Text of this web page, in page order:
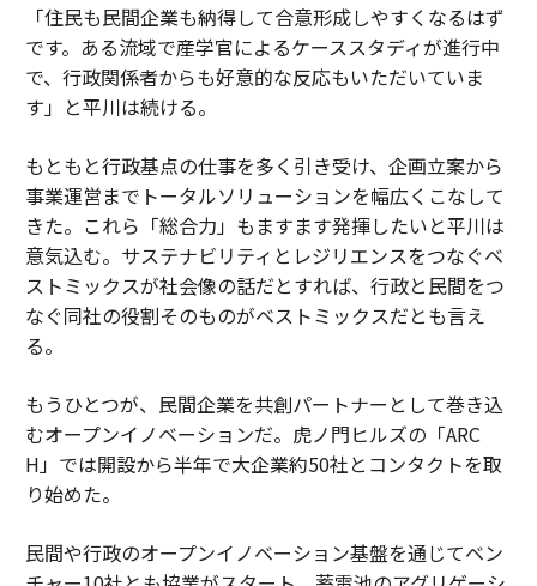
「住民も民間企業も納得して合意形成しやすくなるはず
です。ある流域で産学官によるケーススタディが進行中
で、行政関係者からも好意的な反応もいただいていま
す」と平川は続ける。
もともと行政基点の仕事を多く引き受け、企画立案から
事業運営までトータルソリューションを幅広くこなして
きた。これら「総合力」もますます発揮したいと平川は
意気込む。サステナビリティとレジリエンスをつなぐベ
ストミックスが社会像の話だとすれば、行政と民間をつ
なぐ同社の役割そのものがベストミックスだとも言え
る。
もうひとつが、民間企業を共創パートナーとして巻き込
むオープンイノベーションだ。虎ノ門ヒルズの「ARC
H」では開設から半年で大企業約50社とコンタクトを取
り始めた。
民間や行政のオープンイノベーション基盤を通じてベン